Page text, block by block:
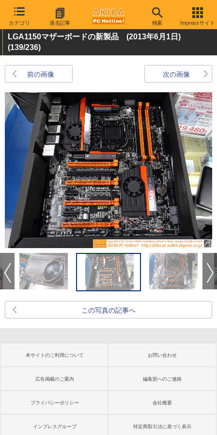
カテゴリ 過去記事 検索 Impressサイト
LGA1150マザーボードの新製品 (2013年6月1日)
(139/236)
前の画像 次の画像
この写真の記事へ
本サイトのご利用について お問い合わせ
広告掲載のご案内 編集部へのご連絡
プライバシーポリシー 会社概要
インプレスグループ 特定商取引法に基づく表示